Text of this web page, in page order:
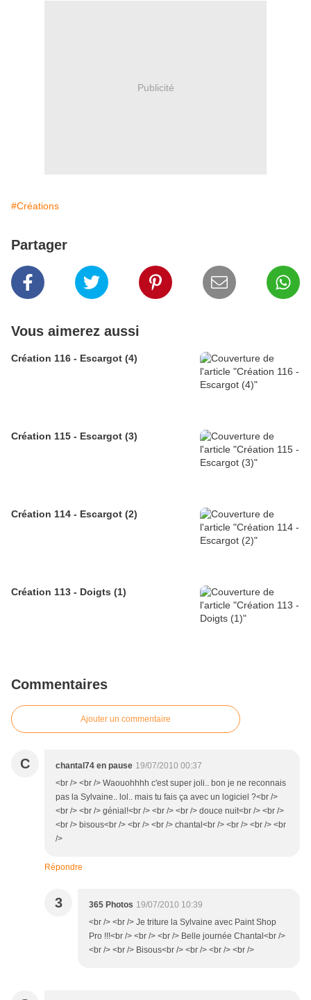
Publicité
#Créations
Partager
Vous aimerez aussi
Création 116 - Escargot (4)
Création 115 - Escargot (3)
Création 114 - Escargot (2)
Création 113 - Doigts (1)
Commentaires
Ajouter un commentaire
C chantal74 en pause 19/07/2010 00:37
<br /> <br /> Waouohhhh c'est super joli.. bon je ne reconnais
pas la Sylvaine.. lol.. mais tu fais ça avec un logiciel ?<br />
<br /> <br /> génial!<br /> <br /> <br /> douce nuit<br /> <br />
<br /> bisous<br /> <br /> <br /> chantal<br /> <br /> <br /> <br
/>
Répondre
3 365 Photos 19/07/2010 10:39
<br /> <br /> Je triture la Sylvaine avec Paint Shop
Pro !!!<br /> <br /> <br /> Belle journée Chantal<br />
<br /> <br /> Bisous<br /> <br /> <br /> <br />